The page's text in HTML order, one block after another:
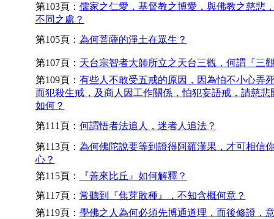
第103頁： 儒家之仁愛．基督教之博愛．與佛教之慈悲
不同之處？
第105頁： 為何菩薩的淨土在眾生？
第107頁： 天台宗智者大師所立之天台三觀，何謂『三
第109頁： 有些人不敢受五戒的原因，因為怕不小心弄
而犯殺生戒，及商人因工作關係，怕犯妄語戒，請慈悲
如何？
第111頁： 何謂悟者法追人，迷者人追法？
第113頁： 為何佛陀說要等到證得阿羅漢果，才可相信
心？
第115頁：
『善來比丘』如何解釋？
第117頁： 常聽到『焦芽敗種』，不知含概何意？
第119頁： 學佛之人為何必須先博通道理，而後修證，